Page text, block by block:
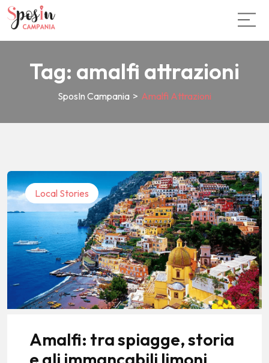
Tag: amalfi attrazioni
SposIn Campania > Amalfi Attrazioni
Local Stories
Amalfi: tra spiagge, storia